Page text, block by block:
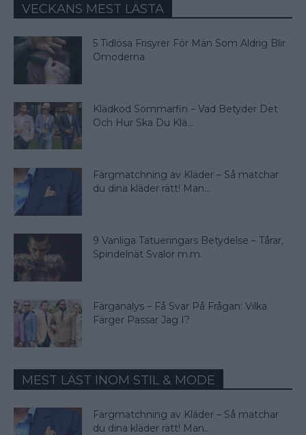
VECKANS MEST LÄSTA
5 Tidlösa Frisyrer För Män Som Aldrig Blir
Omoderna
Klädkod Sommarfin – Vad Betyder Det
Och Hur Ska Du Klä...
Färgmatchning av Kläder – Så matchar
du dina kläder rätt! Man...
9 Vanliga Tatueringars Betydelse – Tårar,
Spindelnät Svalor m.m.
Färganalys – Få Svar På Frågan: Vilka
Färger Passar Jag I?
MEST LÄST INOM STIL & MODE
Färgmatchning av Kläder – Så matchar
du dina kläder rätt! Man...